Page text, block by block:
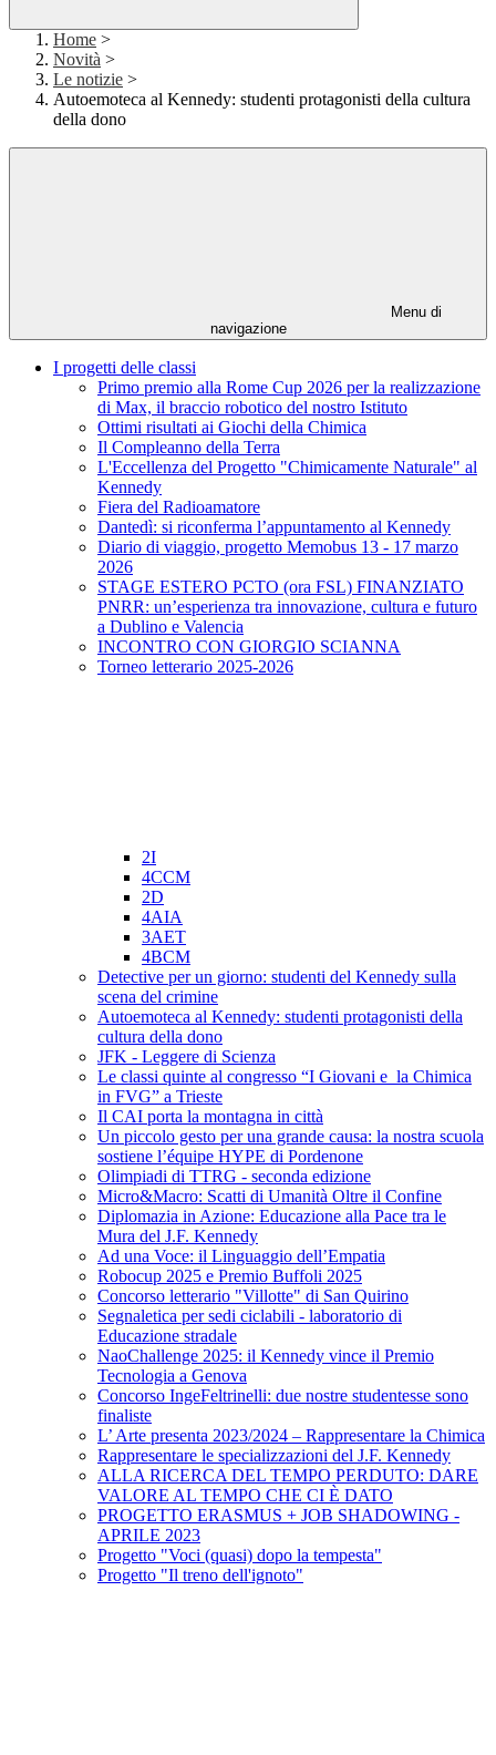
Home >
Novità >
Le notizie >
Autoemoteca al Kennedy: studenti protagonisti della cultura
della dono
Menu di
navigazione
I progetti delle classi
Primo premio alla Rome Cup 2026 per la realizzazione
di Max, il braccio robotico del nostro Istituto
Ottimi risultati ai Giochi della Chimica
Il Compleanno della Terra
L'Eccellenza del Progetto "Chimicamente Naturale" al
Kennedy
Fiera del Radioamatore
Dantedì: si riconferma l’appuntamento al Kennedy
Diario di viaggio, progetto Memobus 13 - 17 marzo
2026
STAGE ESTERO PCTO (ora FSL) FINANZIATO
PNRR: un’esperienza tra innovazione, cultura e futuro
a Dublino e Valencia
INCONTRO CON GIORGIO SCIANNA
Torneo letterario 2025-2026
2I
4CCM
2D
4AIA
3AET
4BCM
Detective per un giorno: studenti del Kennedy sulla
scena del crimine
Autoemoteca al Kennedy: studenti protagonisti della
cultura della dono
JFK - Leggere di Scienza
Le classi quinte al congresso “I Giovani e la Chimica
in FVG” a Trieste
Il CAI porta la montagna in città
Un piccolo gesto per una grande causa: la nostra scuola
sostiene l’équipe HYPE di Pordenone
Olimpiadi di TTRG - seconda edizione
Micro&Macro: Scatti di Umanità Oltre il Confine
Diplomazia in Azione: Educazione alla Pace tra le
Mura del J.F. Kennedy
Ad una Voce: il Linguaggio dell’Empatia
Robocup 2025 e Premio Buffoli 2025
Concorso letterario "Villotte" di San Quirino
Segnaletica per sedi ciclabili - laboratorio di
Educazione stradale
NaoChallenge 2025: il Kennedy vince il Premio
Tecnologia a Genova
Concorso IngeFeltrinelli: due nostre studentesse sono
finaliste
L’ Arte presenta 2023/2024 – Rappresentare la Chimica
Rappresentare le specializzazioni del J.F. Kennedy
ALLA RICERCA DEL TEMPO PERDUTO: DARE
VALORE AL TEMPO CHE CI È DATO
PROGETTO ERASMUS + JOB SHADOWING -
APRILE 2023
Progetto "Voci (quasi) dopo la tempesta"
Progetto "Il treno dell'ignoto"